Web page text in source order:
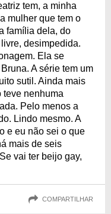
tem, a minha
mulher que tem o
família dela, do
desimpedida.
Ela se
A série tem um
sutil. Ainda mais
teve nenhuma
Pelo menos a
Lindo mesmo. A
e eu não sei o que
mais de seis
vai ter beijo gay,
COMPARTILHAR